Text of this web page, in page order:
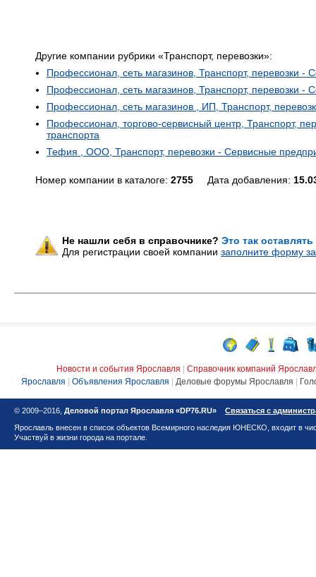
Другие компании рубрики «Транспорт, перевозки»:
Профессионал, сеть магазинов, Транспорт, перевозки -
Профессионал, сеть магазинов, Транспорт, перевозки -
Профессионал, сеть магазинов , ИП, Транспорт,
Профессионал, торгово-сервисный центр, Транспорт,
транспорта
Тефия , ООО, Транспорт, перевозки - Сервисные
Номер компании в каталоге: 2755 Дата добавления:
Не нашли себя в справочнике? Это так
Для регистрации своей компании заполните форму
Новости и события Ярославля
Справочник компаний
Ярославля
Объявления Ярославля Деловые форумы Ярославля
© 2009–2016, Деловой портал Ярославля «DP76.RU»
Связаться с
Ярославль внесен в список объектов Всемирного наследия ЮНЕСКО, входит в
Участвуй в жизни города на портале.